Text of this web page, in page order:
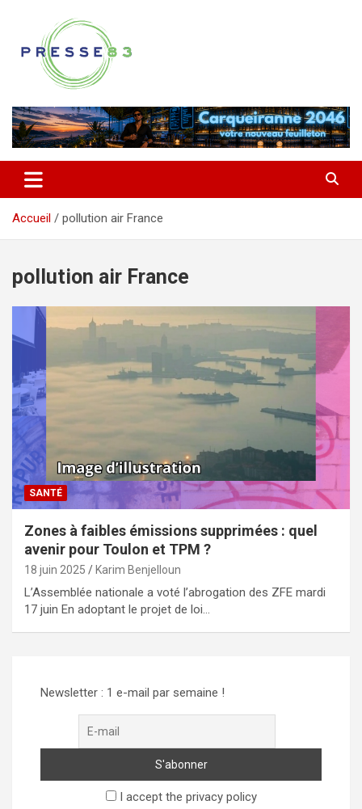
contenu
Presse 83
Accueil pollution air France
pollution air France
SANTÉ
Zones à faibles émissions supprimées : quel
avenir pour Toulon et TPM ?
18 juin 2025 Karim Benjelloun
L’Assemblée nationale a voté l’abrogation des ZFE mardi
17 juin En adoptant le projet de loi…
Newsletter : 1 e-mail par semaine !
I accept the privacy policy